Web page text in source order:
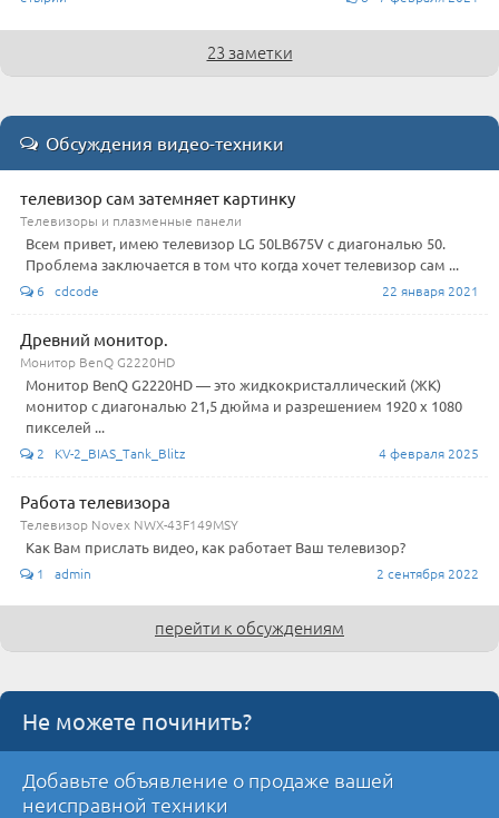
23 заметки
Обсуждения видео-техники
телевизор сам затемняет картинку
Телевизоры и плазменные панели
Всем привет, имею телевизор LG 50LB675V с диагональю 50.
Проблема заключается в том что когда хочет телевизор сам ...
6 cdcode 22 января 2021
Древний монитор.
Монитор BenQ G2220HD
Монитор BenQ G2220HD — это жидкокристаллический (ЖК)
монитор с диагональю 21,5 дюйма и разрешением 1920 x 1080
пикселей ...
2 KV-2_BIAS_Tank_Blitz 4 февраля 2025
Работа телевизора
Телевизор Novex NWX-43F149MSY
Как Вам прислать видео, как работает Ваш телевизор?
1 admin 2 сентября 2022
перейти к обсуждениям
Не можете починить?
Добавьте объявление о продаже вашей
неисправной техники